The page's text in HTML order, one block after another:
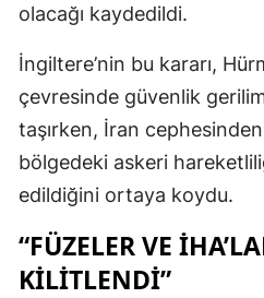
olacağı kaydedildi.
İngiltere’nin bu kararı,
çevresinde güvenlik
taşırken, İran
bölgedeki askeri
edildiğini ortaya koydu.
“FÜZELER VE
KILITLENDI”